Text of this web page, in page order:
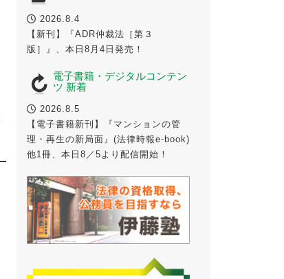
2026.8.4
【新刊】『ADR仲裁法［第３
版］』、本日8月4日発売！
電子書籍・デジタルコンテン
ツ 新着
2026.8.5
【電子書籍新刊】『マンションの管
理・再生の新局面』(法律時報e-book)
他1冊、本日8／5より配信開始！